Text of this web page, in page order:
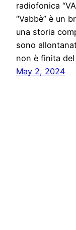
radiofonica
“Vabbè” è un
una storia
sono
non è finita
May 2, 2024